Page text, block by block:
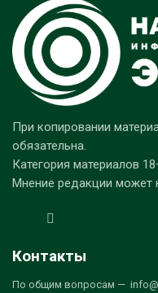
При копировании
обязательна.
Категория материалов
Мнение редакции может
Контакты
По общим вопросам —